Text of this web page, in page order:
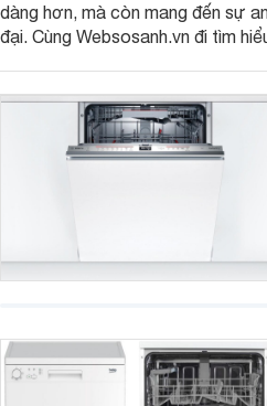
5. Cho nguồn rau sạch
Máy làm rau mầm được áp
dinh dưỡng có trong rau
6. Giá thành phải chăng
Máy làm rau mầm có mức
model máy làm rau mầm cao
1. Máy làm rau mầm tự
dàng hơn, mà còn mang đến sự
đại. Cùng Websosanh.vn đi tìm